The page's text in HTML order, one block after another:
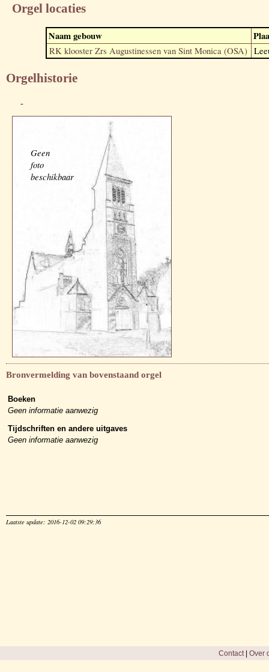
Orgel locaties
Naam gebouw
RK klooster Zrs Augustinessen van Sint Monica (OSA)
Orgelhistorie
-
Geen
foto
beschikbaar
Bronvermelding van bovenstaand orgel
Boeken
Geen informatie aanwezig
Tijdschriften en andere uitgaves
Geen informatie aanwezig
Laatste update: 2016-12-02 09:29:36
Contact| Over